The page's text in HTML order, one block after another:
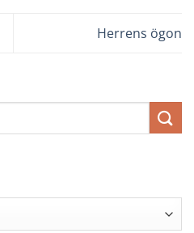
Herrens ögon